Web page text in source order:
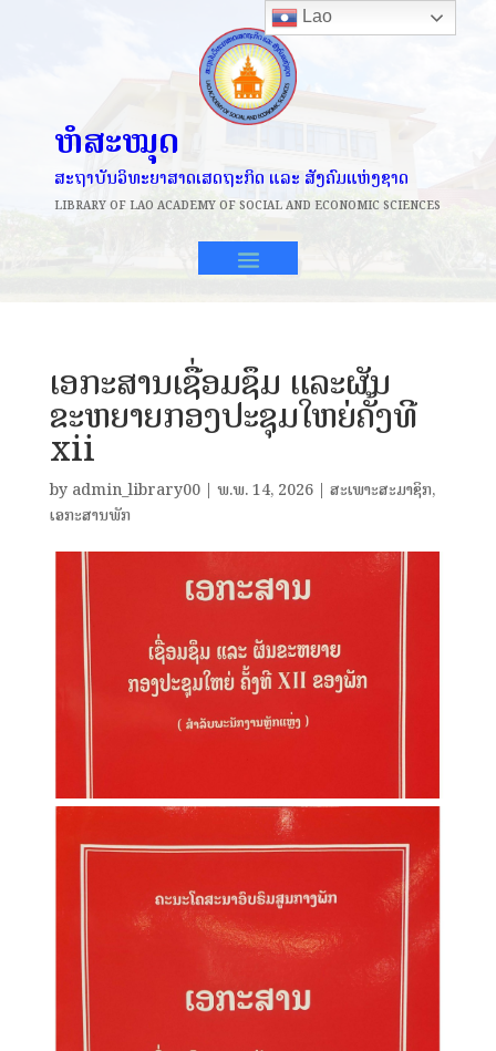
ຫໍສະໝຸດ
ສະຖາບັນວິທະຍາສາດເສດຖະກິດ ແລະ ສັງຄົມແຫ່ງຊາດ
LIBRARY OF LAO ACADEMY OF SOCIAL AND ECONOMIC SCIENCES
ເອກະສານເຊື່ອມຊຶມ ແລະຜັນ
ຂະຫຍາຍກອງປະຊຸມໃຫຍ່ຄັ້ງທີ
xii
by admin_library00| ພ.ພ. 14, 2026| ສະເພາະສະມາຊິກ,
ເອກະສານພັກ
Lao